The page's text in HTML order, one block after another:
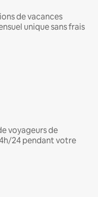
de vacances
unique sans frais
voyageurs de
24 pendant votre